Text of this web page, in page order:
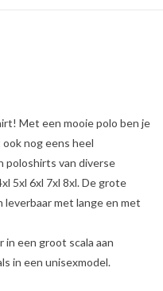
Met een mooie polo ben je
nog eens heel
poloshirts van diverse
5xl 6xl 7xl 8xl. De grote
leverbaar met lange en met
in een groot scala aan
in een unisexmodel.